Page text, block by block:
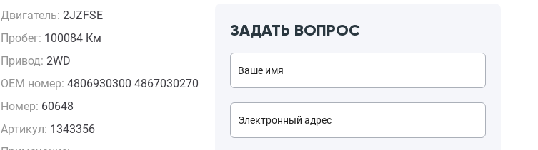
Двигатель: 2JZFSE
Пробег: 100084 Км
Привод: 2WD
OEM номер: 4806930300 4867030270
Номер: 60648
Артикул: 1343356
ЗАДАТЬ ВОПРОС